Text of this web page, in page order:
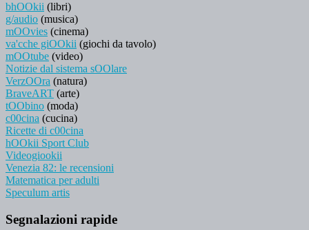
bhOOkii (libri)
g/audio (musica)
mOOvies (cinema)
va'cche giOOkii (giochi da tavolo)
mOOtube (video)
Notizie dal sistema sOOlare
VerzOOra (natura)
BraveART (arte)
tOObino (moda)
c00cina (cucina)
Ricette di c00cina
hOOkii Sport Club
Videogiookii
Venezia 82: le recensioni
Matematica per adulti
Speculum artis
Segnalazioni rapide